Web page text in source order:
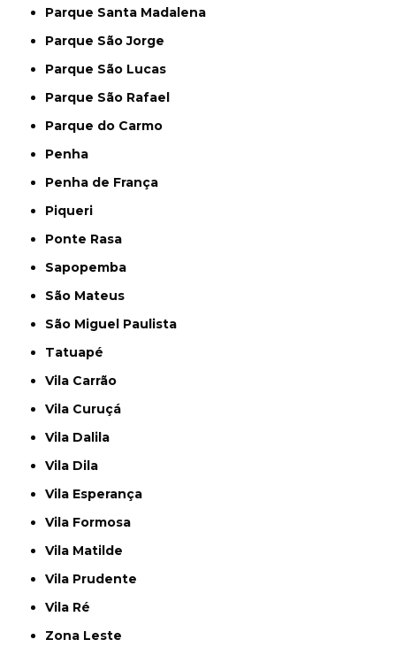
Parque Santa Madalena
Parque São Jorge
Parque São Lucas
Parque São Rafael
Parque do Carmo
Penha
Penha de França
Piqueri
Ponte Rasa
Sapopemba
São Mateus
São Miguel Paulista
Tatuapé
Vila Carrão
Vila Curuçá
Vila Dalila
Vila Dila
Vila Esperança
Vila Formosa
Vila Matilde
Vila Prudente
Vila Ré
Zona Leste